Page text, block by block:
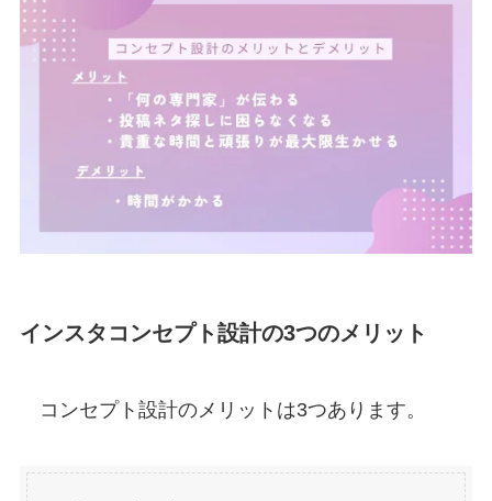
インスタコンセプト設計の3つのメリット
コンセプト設計のメリットは3つあります。